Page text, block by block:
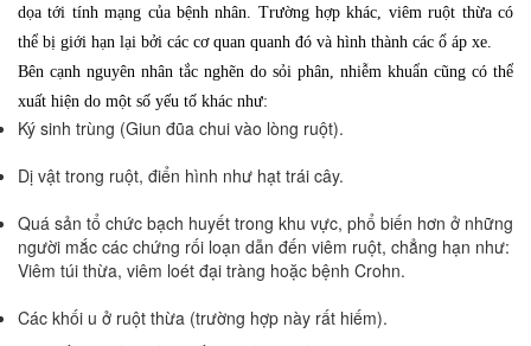
dọa tới tính mạng của bệnh nhân. Trường hợp khác, viêm ruột thừa có
thể bị giới hạn lại bởi các cơ quan quanh đó và hình thành các ổ áp xe.
Bên cạnh nguyên nhân tắc nghẽn do sỏi phân, nhiễm khuẩn cũng có thể
xuất hiện do một số yếu tố khác như:
Ký sinh trùng (Giun đũa chui vào lòng ruột).
Dị vật trong ruột, điển hình như hạt trái cây.
Quá sản tổ chức bạch huyết trong khu vực, phổ biến hơn ở những
người mắc các chứng rối loạn dẫn đến viêm ruột, chẳng hạn như:
Viêm túi thừa, viêm loét đại tràng hoặc bệnh Crohn.
Các khối u ở ruột thừa (trường hợp này rất hiếm).